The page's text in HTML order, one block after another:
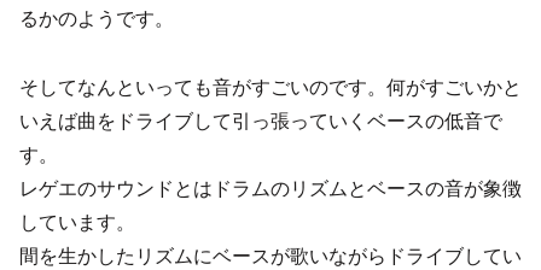
るかのようです。
そしてなんといっても音がすごいのです。何がすごいかと
いえば曲をドライブして引っ張っていくベースの低音で
す。
レゲエのサウンドとはドラムのリズムとベースの音が象徴
しています。
間を生かしたリズムにベースが歌いながらドライブしてい